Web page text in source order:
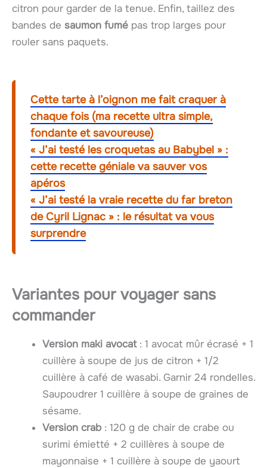
citron pour garder de la tenue. Enfin, taillez des
bandes de saumon fumé pas trop larges pour
rouler sans paquets.
Cette tarte à l’oignon me fait craquer à
chaque fois (ma recette ultra simple,
fondante et savoureuse)
« J’ai testé les croquetas au Babybel » :
cette recette géniale va sauver vos
apéros
« J’ai testé la vraie recette du far breton
de Cyril Lignac » : le résultat va vous
surprendre
Variantes pour voyager sans
commander
Version maki avocat: 1 avocat mûr écrasé + 1
cuillère à soupe de jus de citron + 1/2
cuillère à café de wasabi. Garnir 24 rondelles.
Saupoudrer 1 cuillère à soupe de graines de
sésame.
Version crab : 120 g de chair de crabe ou
surimi émietté + 2 cuillères à soupe de
mayonnaise + 1 cuillère à soupe de yaourt